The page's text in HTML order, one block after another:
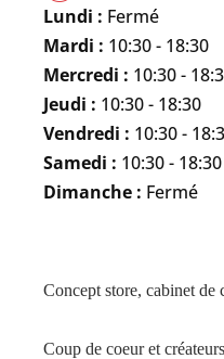
Lundi : Fermé
Mardi : 10:30 - 18:30
Mercredi : 10:30 -
Jeudi : 10:30 - 18:30
Vendredi : 10:30 -
Samedi : 10:30 - 18:30
Dimanche : Fermé
Concept store, cabinet de
Coup de coeur et créateurs